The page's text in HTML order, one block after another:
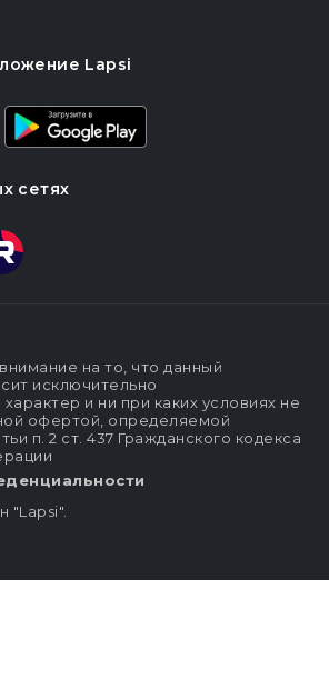
Lapsi
сетях
на то, что данный
исключительно
и ни при каких условиях не
офертой, определяемой
п. 2 ст. 437 Гражданского кодекса
"Lapsi".